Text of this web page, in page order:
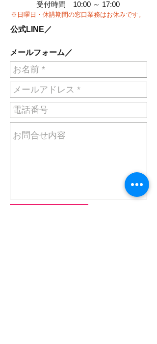
受付時間 10:00 ～ 17:00
※日曜日・休講期間の窓口業務はお休みです。
公式LINE／
メールフォーム／